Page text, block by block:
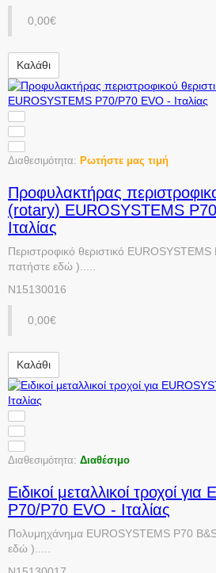
0,00€
Καλάθι
Διαθεσιμότητα: Ρωτήστε μας τιμή
Προφυλακτήρας
(rotary) EUROSYSTEMS
Ιταλίας
Περιστροφικό θεριστικό
πατήστε εδώ ).....
N15130016
0,00€
Καλάθι
Διαθεσιμότητα: Διαθέσιμο
Ειδικοί μεταλλικοί τροχοί
P70/P70 EVO - Ιταλίας
Πολυμηχάνημα EUROSYSTEMS P70
εδώ ).....